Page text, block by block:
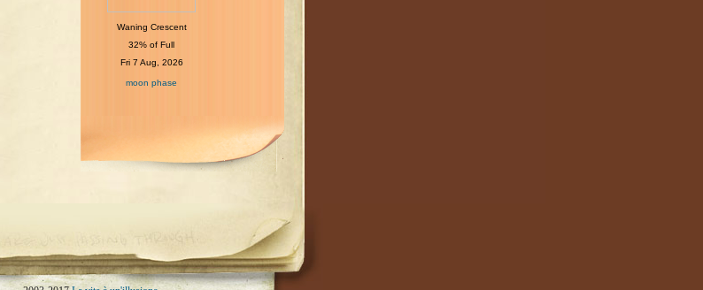
Waning Crescent
32% of Full
Fri 7 Aug, 2026
moon phase